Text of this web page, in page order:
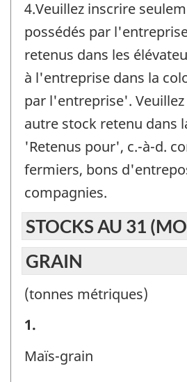
4.Veuillez inscrire
possédés par
retenus dans les
à l'entreprise dans la
par l'entreprise'.
autre stock retenu dans
'Retenus pour', c.-à-d.
fermiers, bons
compagnies.
STOCKS AU 31
GRAIN
(tonnes métriques)
GRAIN
-
Identificateur
1.
Maïs-grain